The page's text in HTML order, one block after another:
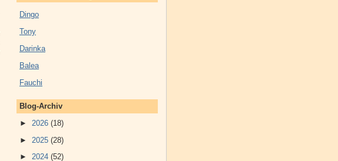
Dingo
Tony
Darinka
Balea
Fauchi
Blog-Archiv
► 2026 (18)
► 2025 (28)
► 2024 (52)